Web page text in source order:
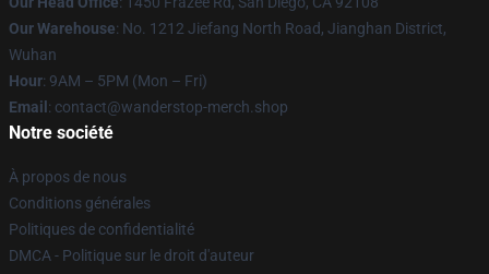
Our Warehouse: No. 1212 Jiefang North Road, Jianghan District,
Wuhan
Hour: 9AM – 5PM (Mon – Fri)
Email : contact@wanderstop-merch.shop
Notre société
À propos de nous
Conditions générales
Politiques de confidentialité
DMCA - Politique sur le droit d'auteur